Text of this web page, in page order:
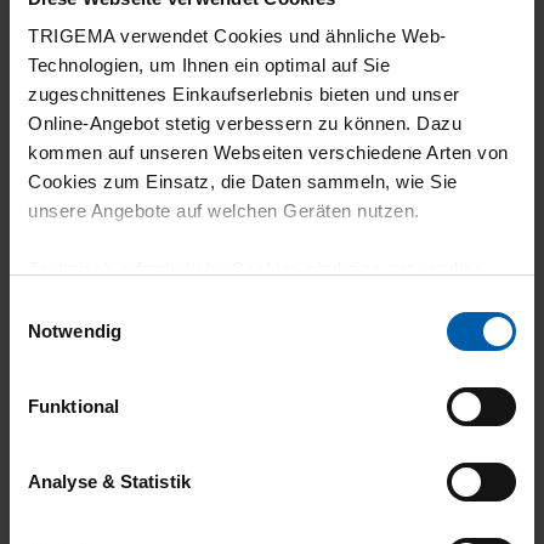
TRIGEMA verwendet Cookies und ähnliche Web-
Technologien, um Ihnen ein optimal auf Sie
zugeschnittenes Einkaufserlebnis bieten und unser
Online-Angebot stetig verbessern zu können. Dazu
kommen auf unseren Webseiten verschiedene Arten von
Cookies zum Einsatz, die Daten sammeln, wie Sie
unsere Angebote auf welchen Geräten nutzen.
grundlegende Funktionen wie etwa zur Auswahl und
gewährleisten.
Für die Darstellung personalisierter Angebote, Anzeigen
und Inhalte aufgrund Ihres Nutzerverhaltens und Ihres
Notwendig
Funktional
Analyse & Statistik
climate-neutral
shipping
Family business